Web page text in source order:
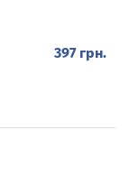
397 грн.